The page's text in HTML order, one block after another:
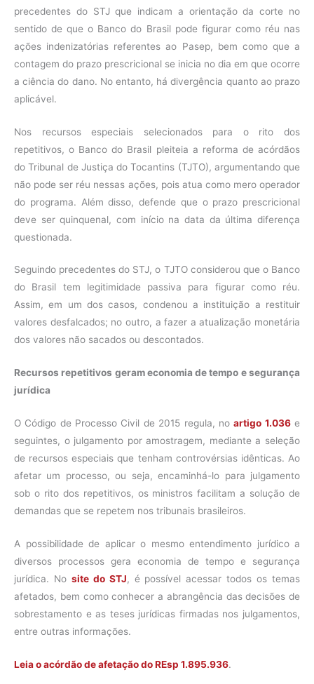
precedentes do STJ que indicam a orientação da corte no
sentido de que o Banco do Brasil pode figurar como réu nas
ações indenizatórias referentes ao Pasep, bem como que a
contagem do prazo prescricional se inicia no dia em que ocorre
a ciência do dano. No entanto, há divergência quanto ao prazo
aplicável.
Nos recursos especiais selecionados para o rito dos
repetitivos, o Banco do Brasil pleiteia a reforma de acórdãos
do Tribunal de Justiça do Tocantins (TJTO), argumentando que
não pode ser réu nessas ações, pois atua como mero operador
do programa. Além disso, defende que o prazo prescricional
deve ser quinquenal, com início na data da última diferença
questionada.
Seguindo precedentes do STJ, o TJTO considerou que o Banco
do Brasil tem legitimidade passiva para figurar como réu.
Assim, em um dos casos, condenou a instituição a restituir
valores desfalcados; no outro, a fazer a atualização monetária
dos valores não sacados ou descontados.
Recursos repetitivos geram economia de tempo e segurança
jurídica
O Código de Processo Civil de 2015 regula, noartigo 1.036e
seguintes, o julgamento por amostragem, mediante a seleção
de recursos especiais que tenham controvérsias idênticas. Ao
afetar um processo, ou seja, encaminhá-lo para julgamento
sob o rito dos repetitivos, os ministros facilitam a solução de
demandas que se repetem nos tribunais brasileiros.
A possibilidade de aplicar o mesmo entendimento jurídico a
diversos processos gera economia de tempo e segurança
jurídica. No site do STJ, é possível acessar todos os temas
afetados, bem como conhecer a abrangência das decisões de
sobrestamento e as teses jurídicas firmadas nos julgamentos,
entre outras informações.
Leia o acórdão de afetação do REsp 1.895.936.